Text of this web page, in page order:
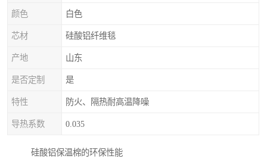
颜色 白色
芯材 硅酸铝纤维毯
产地 山东
是否定制 是
特性 防火、隔热耐高温降噪
导热系数 0.035
硅酸铝保温棉的环保性能